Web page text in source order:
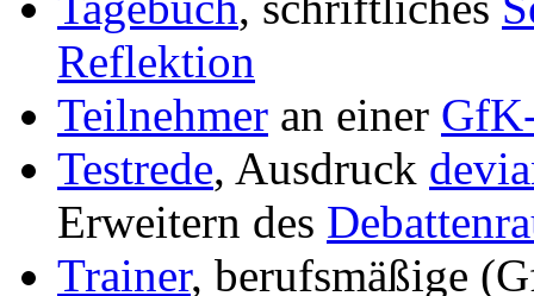
Reflektion
Teilnehmer an einer
Testrede, Ausdruck
Erweitern des
Trainer, berufsmäßige